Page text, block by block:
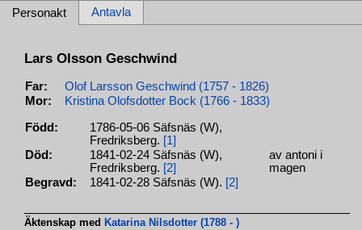
Personakt Antavla
Lars Olsson Geschwind
Far:
Olof Larsson Geschwind (1757 - 1826)
Mor:
Kristina Olofsdotter Bock (1766 - 1833)
Född:
1786-05-06 Säfsnäs (W),
Fredriksberg. [1]
Död:
1841-02-24 Säfsnäs (W),
Fredriksberg. [2]
av antoni i
magen
Begravd:
1841-02-28 Säfsnäs (W). [2]
Äktenskap med Katarina Nilsdotter (1788 - )